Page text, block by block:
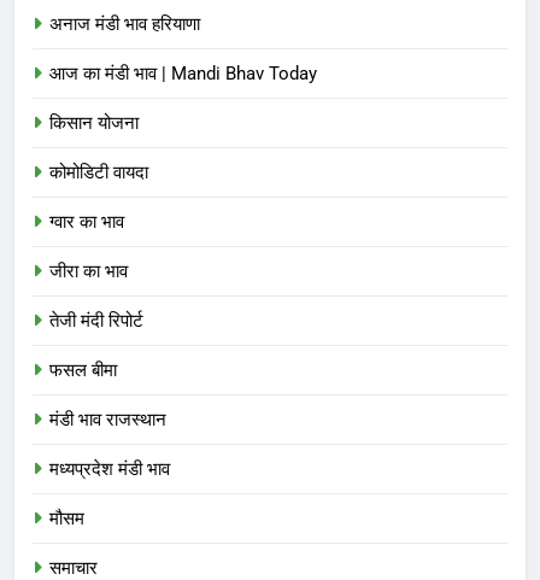
अनाज मंडी भाव हरियाणा
आज का मंडी भाव | Mandi Bhav Today
किसान योजना
कोमोडिटी वायदा
ग्वार का भाव
जीरा का भाव
तेजी मंदी रिपोर्ट
फसल बीमा
मंडी भाव राजस्थान
मध्यप्रदेश मंडी भाव
मौसम
समाचार